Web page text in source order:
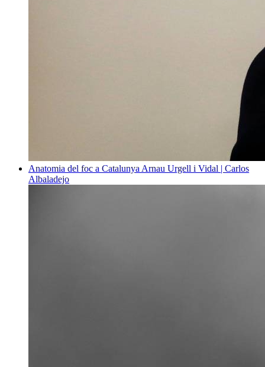
Anatomia del foc a Catalunya Arnau Urgell i Vidal | Carlos
Albaladejo